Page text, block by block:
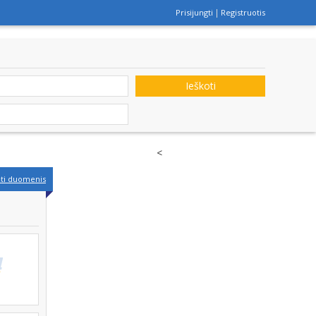
Prisijungti Registruotis
Ieškoti
duomenis
<